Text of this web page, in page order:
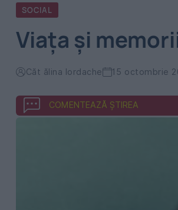
SOCIAL
Viața și
Căt ălina Iordache 15 octombrie
COMENTEAZĂ ȘTIREA